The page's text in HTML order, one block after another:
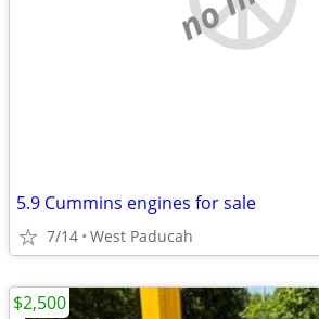
5.9 Cummins engines for sale
7/14 West Paducah
$2,500